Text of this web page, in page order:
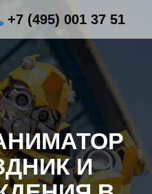
+7 (495) 001 37 51
И